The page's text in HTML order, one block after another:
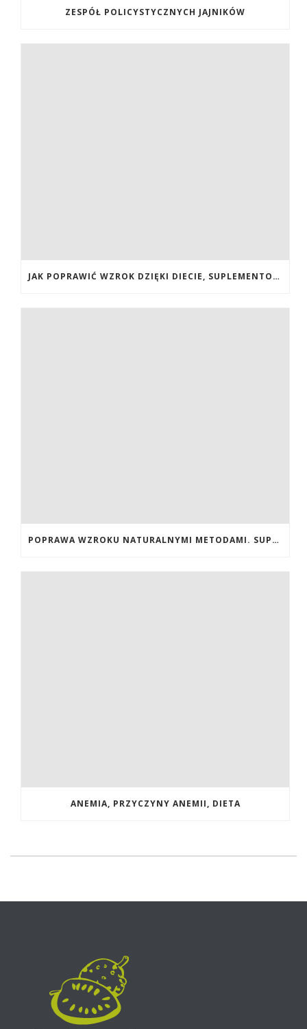
ZESPÓŁ POLICYSTYCZNYCH JAJNIKÓW
JAK POPRAWIĆ WZROK DZIĘKI DIECIE, SUPLEMENTOM BOGATYM W ANTYOKSYDANTY I WITAMINY. JAK POPRAWIĆ WZROK? DIETA NA LEPSZY WZROK. LUTEINA NA WZROK. WITAMINY NA WZROK.
POPRAWA WZROKU NATURALNYMI METODAMI. SUPLEMENTY CALIVITA NA POPRAWĘ WZROKU
ANEMIA, PRZYCZYNY ANEMII, DIETA